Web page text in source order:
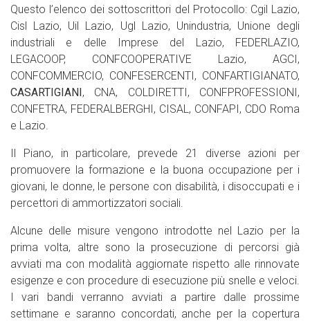
Questo l’elenco dei sottoscrittori del Protocollo: Cgil Lazio,
Cisl Lazio, Uil Lazio, Ugl Lazio, Unindustria, Unione degli
industriali e delle Imprese del Lazio, FEDERLAZIO,
LEGACOOP, CONFCOOPERATIVE Lazio, AGCI,
CONFCOMMERCIO, CONFESERCENTI, CONFARTIGIANATO,
CASARTIGIANI, CNA, COLDIRETTI, CONFPROFESSIONI,
CONFETRA, FEDERALBERGHI, CISAL, CONFAPI, CDO Roma
e Lazio.
Il Piano, in particolare, prevede 21 diverse azioni per
promuovere la formazione e la buona occupazione per i
giovani, le donne, le persone con disabilità, i disoccupati e i
percettori di ammortizzatori sociali.
Alcune delle misure vengono introdotte nel Lazio per la
prima volta, altre sono la prosecuzione di percorsi già
avviati ma con modalità aggiornate rispetto alle rinnovate
esigenze e con procedure di esecuzione più snelle e veloci.
I vari bandi verranno avviati a partire dalle prossime
settimane e saranno concordati, anche per la copertura